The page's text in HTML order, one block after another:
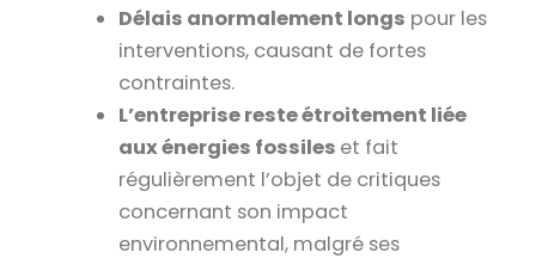
Délais anormalement longs pour les
interventions, causant de fortes
contraintes.
L’entreprise reste étroitement liée
aux énergies fossiles et fait
régulièrement l’objet de critiques
concernant son impact
environnemental, malgré ses